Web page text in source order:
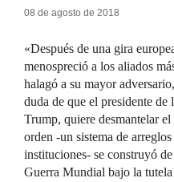
08 de agosto de 2018
«Después de una gira
menospreció a los aliados
halagó a su mayor
duda de que el presidente
Trump, quiere desmantelar
orden -un sistema de
instituciones- se construyó
Guerra Mundial bajo la